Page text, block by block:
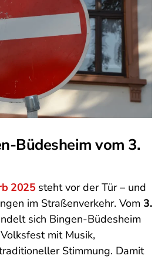
Büdesheim vom 3.
2025 steht vor der Tür – und
im Straßenverkehr. Vom 3.
sich Bingen-Büdesheim
mit Musik,
Stimmung. Damit